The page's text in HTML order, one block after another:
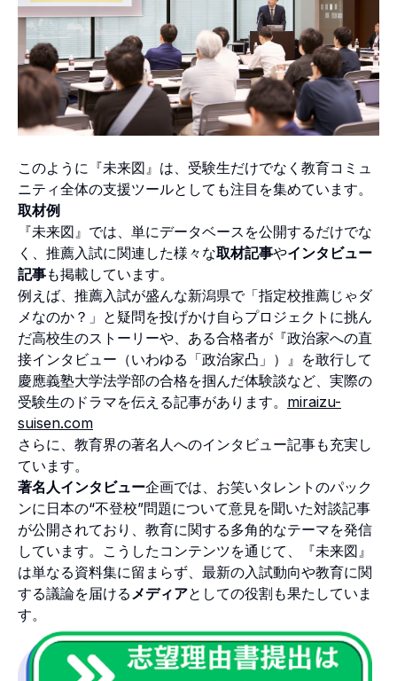
このように『未来図』は、受験生だけでなく教育コミュ
ニティ全体の支援ツールとしても注目を集めています。
取材例
『未来図』では、単にデータベースを公開するだけでな
く、推薦入試に関連した様々な取材記事やインタビュー
記事も掲載しています。
例えば、推薦入試が盛んな新潟県で「指定校推薦じゃダ
メなのか？」と疑問を投げかけ自らプロジェクトに挑ん
だ高校生のストーリーや、ある合格者が『政治家への直
接インタビュー（いわゆる「政治家凸」）』を敢行して
慶應義塾大学法学部の合格を掴んだ体験談など、実際の
受験生のドラマを伝える記事があります。 miraizu-
suisen.com
さらに、教育界の著名人へのインタビュー記事も充実し
ています。
著名人インタビュー企画では、お笑いタレントのパック
ンに日本の“不登校”問題について意見を聞いた対談記事
が公開されており、教育に関する多角的なテーマを発信
しています。こうしたコンテンツを通じて、『未来図』
は単なる資料集に留まらず、最新の入試動向や教育に関
する議論を届けるメディアとしての役割も果たしていま
す。